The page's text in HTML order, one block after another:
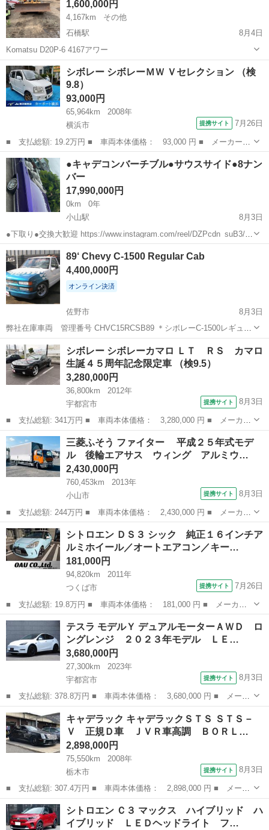
1,600,000円
4,167km
その他
石橋駅
8月4日
Komatsu D20P-6 4167アワー
栃木 芳賀郡 石橋駅 その他
シボレー シボレーＭＷ Ｖセレクション （検
9.8）
93,000円
65,964km
2008年
横浜市
提携サイト 7月26日
■ 支払総額: 19.2万円 ■ 車両本体価格： 93,000 円 ■ メーカー
名： シボレー ■ 車種名： シボレーＭＷ ■ グレード名： Ｖセ
レクション ■ 排気量： 1300cc ■ ドア枚数： 5D ■ ミッショ
ン...
神奈川 横浜市 その他
●キャデコンバーチブル●サウスサイド●8ナン
バー
17,990,000円
0km
0年
小山駅
8月3日
●下取り●交換大歓迎 https://www.instagram.com/reel/DZPcdn_suB3/?
igsh=MTNiZmVwMjgyMzQyMQ== ●現車確認可能 13デイトン ショー
カー Southsi...
栃木 小山市
89‘ Chevy C-1500 Regular Cab
4,400,000円
オンライン決済
佐野市
8月3日
弊社在庫車両 管理番号 CHVC15RCSB89 ＊シボレーC-1500レギュラ
ーキャブのショートベッドでドラッグレース仕様で,ラジアルタイヤで
Nos使用してSS1/4Mileを13秒台で走ります。 丸みを帯びたそれまで...
栃木 佐野市 その他 車両
シボレー シボレーカマロ ＬＴ ＲＳ カマロ
生誕４５周年記念限定車 （検9.5）
3,280,000円
36,800km
2012年
宇都宮市
提携サイト 8月3日
■ 支払総額: 341万円 ■ 車両本体価格： 3,280,000 円 ■ メーカー
名： シボレー ■ 車種名： シボレーカマロ ■ グレード名： Ｌ
Ｔ ＲＳ カマロ生誕４５周年記念限定車 ■ 排気量： 3600cc
■ ...
栃木 宇都宮市 その他
三菱ふそう ファイター 平成２５年式モデ
ル 後輪エアサス ウィング アルミウ…
2,430,000円
760,453km
2013年
小山市
提携サイト 8月3日
■ 支払総額: 244万円 ■ 車両本体価格： 2,430,000 円 ■ メーカー
名： 三菱ふそう ■ 車種名： ファイター ■ グレード名： 平
成２５年式モデル 後輪エアサス ウィング アルミウィング ４ト
ン ベッド...
栃木 小山市 その他
シトロエン ＤＳ３ シック 純正１６インチア
ルミホイール／オートエアコン／キー…
181,000円
94,820km
2011年
つくば市
提携サイト 7月26日
■ 支払総額: 19.8万円 ■ 車両本体価格： 181,000 円 ■ メーカー
名： シトロエン ■ 車種名： ＤＳ３ ■ グレード名： シック
純正１６インチアルミホイール／オートエアコン／キーレス／ ■ 排
気量： 1...
茨城 つくば市
テスラ モデルＹ デュアルモーターＡＷＤ ロ
ングレンジ ２０２３年モデル ＬＥ…
3,680,000円
27,300km
2023年
宇都宮市
提携サイト 8月3日
■ 支払総額: 378.8万円 ■ 車両本体価格： 3,680,000 円 ■ メーカ
ー名： テスラ ■ 車種名： モデルＹ ■ グレード名： デュアル
モーターＡＷＤ ロングレンジ ２０２３年モデル ＬＥＤライト
純正ナビ...
栃木 宇都宮市 その他
キャデラック キャデラックＳＴＳ ＳＴＳ－
Ｖ 正規Ｄ車 ＪＶＲ車高調 ＢＯＲＬ…
2,898,000円
75,550km
2008年
栃木市
提携サイト 8月3日
■ 支払総額: 307.4万円 ■ 車両本体価格： 2,898,000 円 ■ メーカ
ー名： キャデラック ■ 車種名： キャデラックＳＴＳ ■ グレー
ド名： ＳＴＳ－Ｖ 正規Ｄ車 ＪＶＲ車高調 ＢＯＲＬＡ インテ
ーク Ｖ...
栃木 栃木市 その他
シトロエン Ｃ３ マックス ハイブリッド ハ
イブリッド ＬＥＤヘッドライト フ…